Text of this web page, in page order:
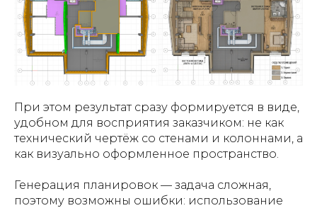
При этом результат сразу формируется в виде,
удобном для восприятия заказчиком: не как
технический чертёж со стенами и колоннами, а
как визуально оформленное пространство.
Генерация планировок — задача сложная,
поэтому возможны ошибки: использование